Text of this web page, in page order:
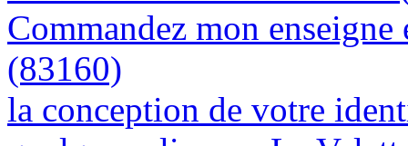
Commandez mon
(83160)
la conception de votre